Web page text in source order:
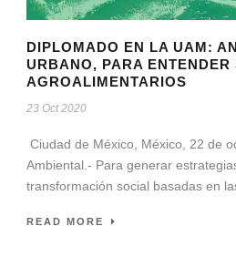
DIPLOMADO EN LA UAM:
URBANO, PARA ENTENDER
AGROALIMENTARIOS
23 Oct 2020
Ciudad de México, México, 22 de
Ambiental.- Para generar
transformación social basadas en
READ MORE